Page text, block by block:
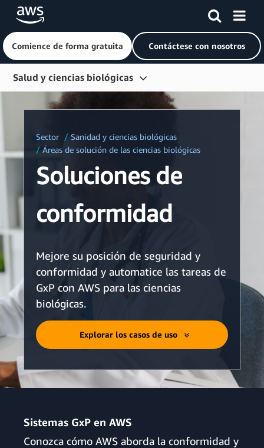
Saltar al contenido principal
Comience de forma gratuita Contáctese con nosotros
Salud y ciencias biológicas
Información general
Soluciones
Tecnología
Casos prácticos
Recursos
Sector
Sanidad y ciencias biológicas
Áreas de solución de las ciencias biológicas
Soluciones de
conformidad
Mejore su posición de seguridad y
conformidad y automatice las tareas de
GxP con AWS para las ciencias
biológicas.
Explorar los casos de uso
Sistemas GxP en AWS
Conozca cómo AWS aborda la conformidad y